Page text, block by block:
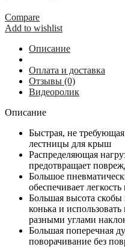
скобка
KRAUSE
Compare
Add to wishlist
Описание
Оплата и доставка
Отзывы (0)
Видеоролик
Описание
Быстрая, не
лестницы для крыш
Распределяющая
предотвращает
Большое
обеспечивает
Большая высота скобы
конька и
разными углами
Большая поперечная
поворачивание без